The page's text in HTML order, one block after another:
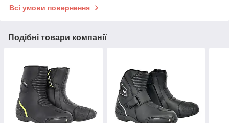
Всі умови повернення
Подібні товари компанії